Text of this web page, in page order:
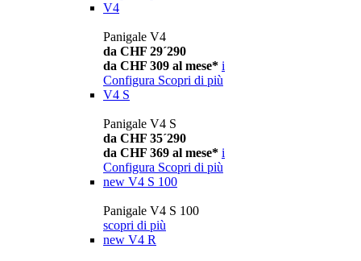
V4
Panigale V4
da CHF 29´290
da CHF 309 al mese* i
Configura Scopri di più
V4 S
Panigale V4 S
da CHF 35´290
da CHF 369 al mese* i
Configura Scopri di più
new V4 S 100
Panigale V4 S 100
scopri di più
new V4 R